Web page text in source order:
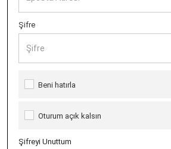
Şifre
Beni hatırla
Oturum açık kalsın
Şifreyi Unuttum